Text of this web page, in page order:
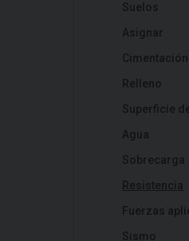
Suelos
Asignar
Cimentación
Relleno
Superficie
Agua
Sobrecarga
Resistencia
Fuerzas
Sismo